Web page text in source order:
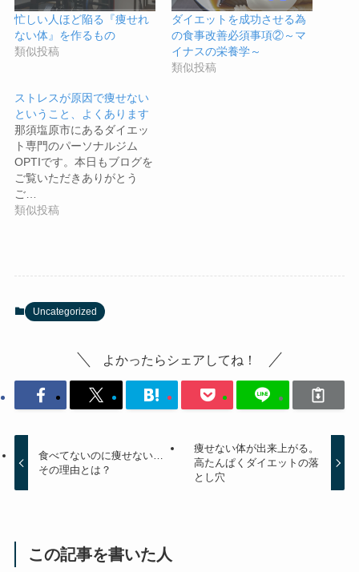
忙しい人ほど陥る『痩せれ
ない体』を作るもの
類似投稿
ダイエットを成功させる為
の食事改善必須事項②～マ
イナスの栄養学～
類似投稿
ストレスが原因で痩せない
ということ、よくあります
那須塩原市にあるダイエッ
ト専門のパーソナルジム
OPTIです。本日もブログを
ご覧いただきありがとう
ご…
類似投稿
Uncategorized
よかったらシェアしてね！
食べてないのに痩せない…
その理由とは？
痩せない体が出来上がる。
高たんぱくダイエットの落
とし穴
この記事を書いた人